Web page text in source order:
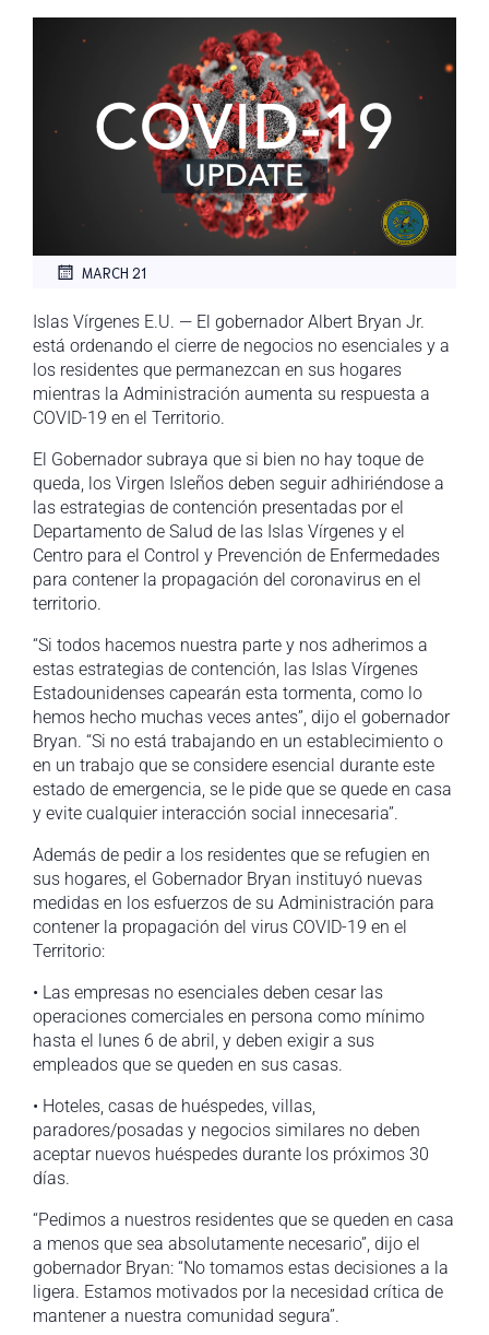
MARCH 21
Islas Vírgenes E.U. — El gobernador Albert Bryan Jr.
está ordenando el cierre de negocios no esenciales y a
los residentes que permanezcan en sus hogares
mientras la Administración aumenta su respuesta a
COVID-19 en el Territorio.
El Gobernador subraya que si bien no hay toque de
queda, los Virgen Isleños deben seguir adhiriéndose a
las estrategias de contención presentadas por el
Departamento de Salud de las Islas Vírgenes y el
Centro para el Control y Prevención de Enfermedades
para contener la propagación del coronavirus en el
territorio.
“Si todos hacemos nuestra parte y nos adherimos a
estas estrategias de contención, las Islas Vírgenes
Estadounidenses capearán esta tormenta, como lo
hemos hecho muchas veces antes”, dijo el gobernador
Bryan. “Si no está trabajando en un establecimiento o
en un trabajo que se considere esencial durante este
estado de emergencia, se le pide que se quede en casa
y evite cualquier interacción social innecesaria”.
Además de pedir a los residentes que se refugien en
sus hogares, el Gobernador Bryan instituyó nuevas
medidas en los esfuerzos de su Administración para
contener la propagación del virus COVID-19 en el
Territorio:
• Las empresas no esenciales deben cesar las
operaciones comerciales en persona como mínimo
hasta el lunes 6 de abril, y deben exigir a sus
empleados que se queden en sus casas.
• Hoteles, casas de huéspedes, villas,
paradores/posadas y negocios similares no deben
aceptar nuevos huéspedes durante los próximos 30
días.
“Pedimos a nuestros residentes que se queden en casa
a menos que sea absolutamente necesario”, dijo el
gobernador Bryan: “No tomamos estas decisiones a la
ligera. Estamos motivados por la necesidad crítica de
mantener a nuestra comunidad segura”.